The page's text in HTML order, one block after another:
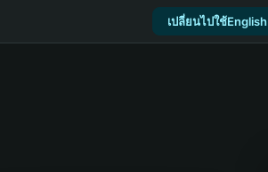
เปลี่ยนไปใช้English